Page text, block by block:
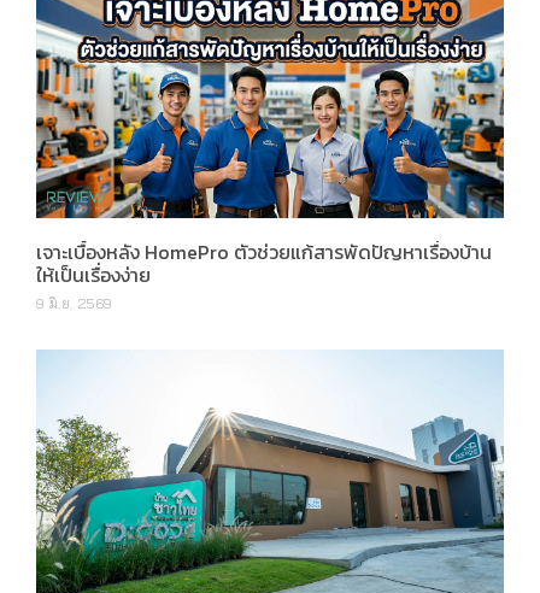
เจาะเบื้องหลัง HomePro ตัวช่วยแก้สารพัดปัญหาเรื่องบ้าน
ให้เป็นเรื่องง่าย
9 มิ.ย. 2569